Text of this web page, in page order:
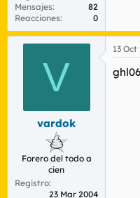
Mensajes
82
Reacciones
0
V
vardok
Forero del todo a
cien
Registro
23 Mar 2004
13 Oct